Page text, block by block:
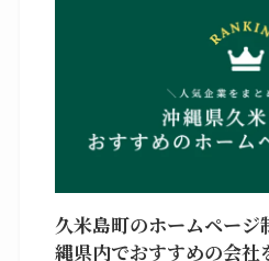
久米島町のホームペー
縄県内でおすすめの会社